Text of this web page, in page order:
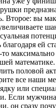
Второе: вы
ей
максимально
половой
все наши
или
Если
он сразу